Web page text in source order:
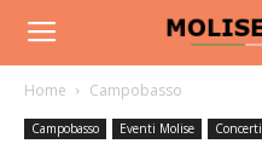
Home Campobasso
Campobasso Eventi Molise Concerti